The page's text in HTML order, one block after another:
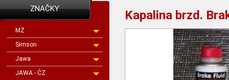
ZNAČKY
MZ
Simson
Jawa
JAWA - ČZ
Kapalina brzd.